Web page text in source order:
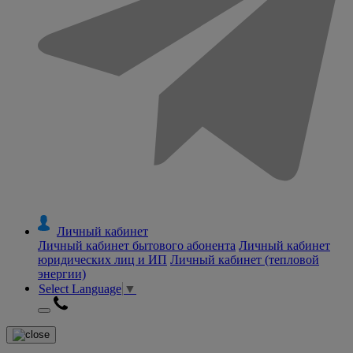
Личный кабинет
Личный кабинет бытового абонента Личный кабинет
юридических лиц и ИП Личный кабинет (тепловой
энергии)
Select Language ▼